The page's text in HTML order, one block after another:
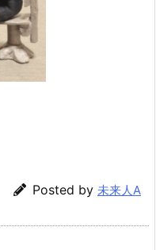
Posted by 未来人A